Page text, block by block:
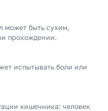
может быть сухим,
прохождении.
испытывать боли или
кишечника: человек